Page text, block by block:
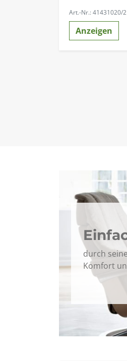
Art.-Nr.: 41431020/2
Anzeigen
durch
Komfort